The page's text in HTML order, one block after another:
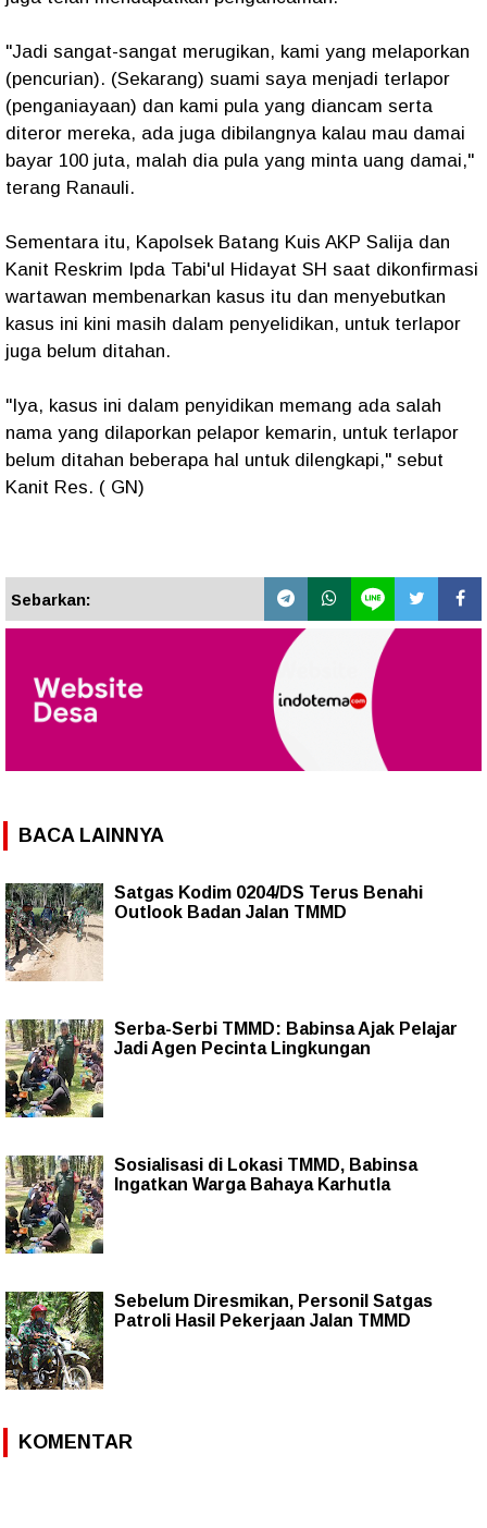
"Jadi sangat-sangat merugikan, kami yang melaporkan
(pencurian). (Sekarang) suami saya menjadi terlapor
(penganiayaan) dan kami pula yang diancam serta
diteror mereka, ada juga dibilangnya kalau mau damai
bayar 100 juta, malah dia pula yang minta uang damai,"
terang Ranauli.
Sementara itu, Kapolsek Batang Kuis AKP Salija dan
Kanit Reskrim Ipda Tabi'ul Hidayat SH saat dikonfirmasi
wartawan membenarkan kasus itu dan menyebutkan
kasus ini kini masih dalam penyelidikan, untuk terlapor
juga belum ditahan.
"Iya, kasus ini dalam penyidikan memang ada salah
nama yang dilaporkan pelapor kemarin, untuk terlapor
belum ditahan beberapa hal untuk dilengkapi," sebut
Kanit Res. ( GN)
Sebarkan:
BACA LAINNYA
Satgas Kodim 0204/DS Terus Benahi
Outlook Badan Jalan TMMD
Serba-Serbi TMMD: Babinsa Ajak Pelajar
Jadi Agen Pecinta Lingkungan
Sosialisasi di Lokasi TMMD, Babinsa
Ingatkan Warga Bahaya Karhutla
Sebelum Diresmikan, Personil Satgas
Patroli Hasil Pekerjaan Jalan TMMD
KOMENTAR